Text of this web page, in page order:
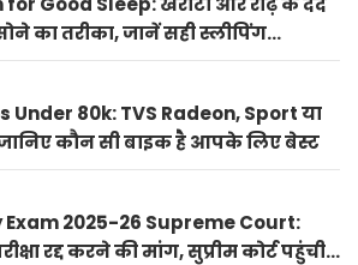
का तरीका, जानें सही स्लीपिंग
Under 80k: TVS Radeon, Sport या
कौन सी बाइक है आपके लिए बेस्ट
Exam 2025-26 Supreme Court:
रद्द करने की मांग, सुप्रीम कोर्ट पहुंची